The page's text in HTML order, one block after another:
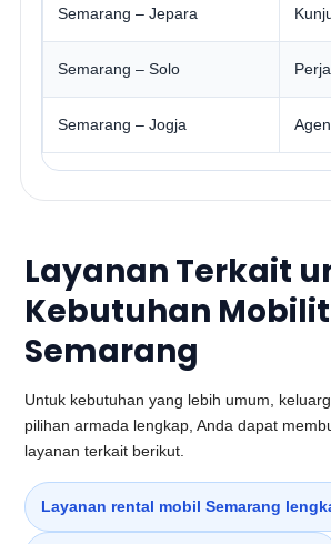
Semarang – Jepara
Semarang – Solo
Semarang – Jogja
Layanan Terkait
Kebutuhan
Semarang
Untuk kebutuhan yang lebih umum,
pilihan armada lengkap, Anda dapat
layanan terkait berikut.
Layanan rental mobil Semarang